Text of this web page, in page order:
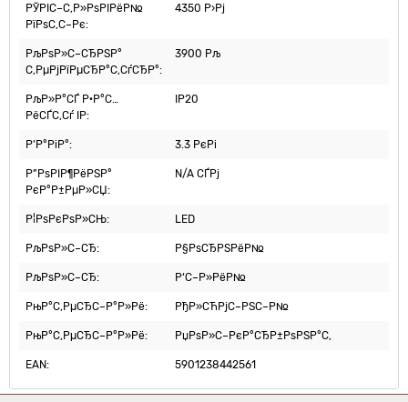
РЎРІС–С‚Р»РѕРІРёР№
РїРѕС‚С–Рє:
4350 Р›Рј
РљРѕР»С–СЂРЅР°
С‚РµРјРїРµСЂР°С‚СѓСЂР°:
3900 Рљ
РљР»Р°СЃ Р·Р°С…
РёСЃС‚Сѓ IP:
IP20
Р’Р°РіР°: 3.3 РєРі
Р”РѕРІР¶РёРЅР°
РєР°Р±РµР»СЏ:
N/A СЃРј
Р¦РѕРєРѕР»СЊ: LED
РљРѕР»С–СЂ: Р§РѕСЂРЅРёР№
РљРѕР»С–СЂ: Р‘С–Р»РёР№
РњР°С‚РµСЂС–Р°Р»Рё: РђР»СЋРјС–РЅС–Р№
РњР°С‚РµСЂС–Р°Р»Рё: РџРѕР»С–РєР°СЂР±РѕРЅР°С‚
EAN: 5901238442561